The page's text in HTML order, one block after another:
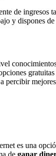
de ingresos
y dispones
percibir
es una